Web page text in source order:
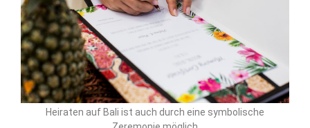
Heiraten auf Bali ist auch durch eine symbolische